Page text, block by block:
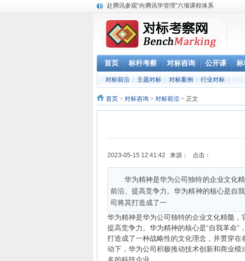
赴腾讯参观“向腾讯学管理”六项课程体系
阿里巴巴数字化组织及领导力课程
2023年 标杆学习俱乐部考察公开课学习计划
华南区域标杆企业目录
华北标杆企业目录
华东标杆企业目录
参观深圳柔宇科技 考察产品与技术创新 体验柔性显
《解密阿里巴巴政委体系》大纲-1天
首页 标杆考察 对标咨询 公开课 标
对标前沿 主题对标 对标案例 行业对标
首页 > 对标咨询 > 对标前沿 > 正文
2023-05-15 12:41:42 来源： 点击：
华为精神是华为公司独特的企业文化
前沿、提高竞争力。华为精神的核心是自
司将其打造成了一
华为精神是华为公司独特的企业文化精髓，
提高竞争力。华为精神的核心是“自我革命
打造成了一种战略性的文化理念，并贯穿
动下，华为公司积极推动技术创新和商业